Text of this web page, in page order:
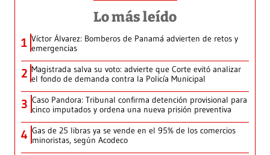
Lo más leído
1 Víctor Álvarez: Bomberos de Panamá advierten de retos y
emergencias
2 Magistrada salva su voto: advierte que Corte evitó analizar
el fondo de demanda contra la Policía Municipal
3 Caso Pandora: Tribunal confirma detención provisional para
cinco imputados y ordena una nueva prisión preventiva
4 Gas de 25 libras ya se vende en el 95% de los comercios
minoristas, según Acodeco